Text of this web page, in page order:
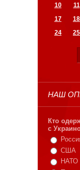
10
11
17
18
24
25
НАШ
Кто
с
США
НАТО